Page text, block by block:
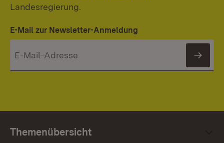
Landesregierung.
E-Mail zur Newsletter-Anmeldung
Themenübersicht